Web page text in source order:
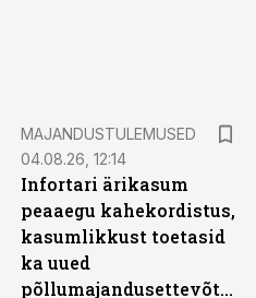
MAJANDUSTULEMUSED
04.08.26, 12:14
Infortari ärikasum
peaaegu kahekordistus,
kasumlikkust toetasid
ka uued
põllumajandusettevõtted